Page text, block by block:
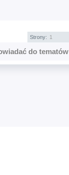
Strony: 1
do